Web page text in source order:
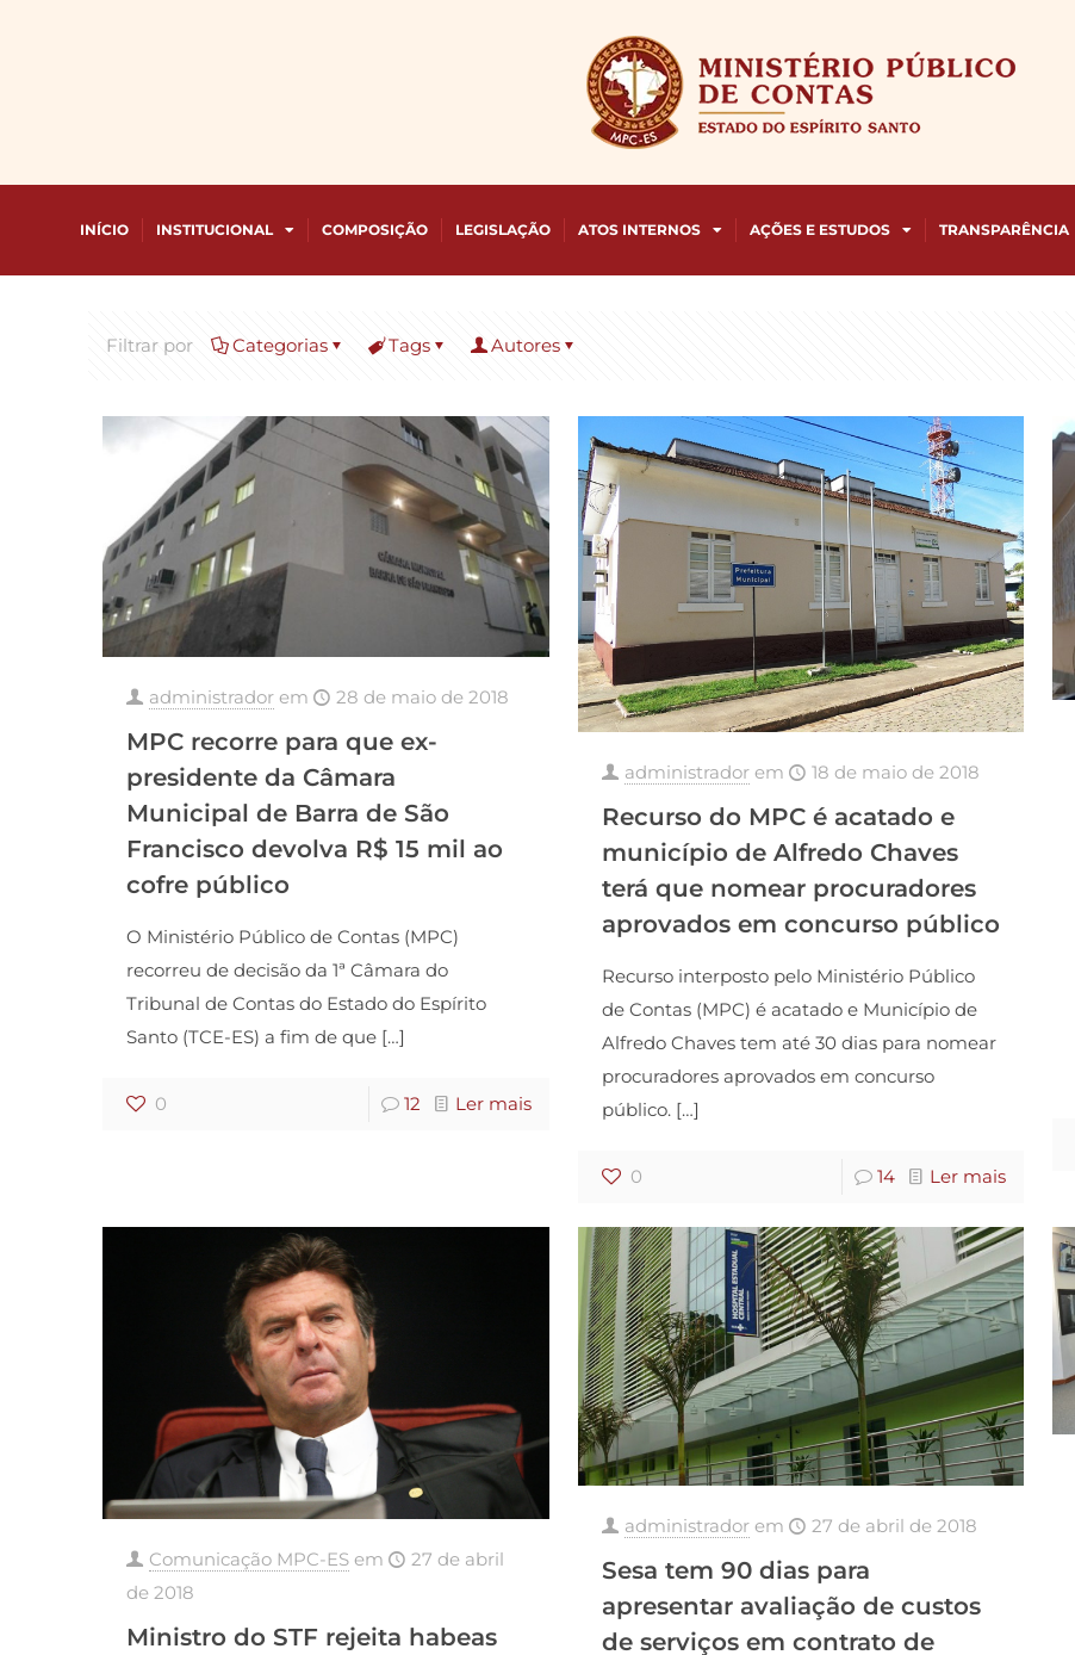
INÍCIO INSTITUCIONAL COMPOSIÇÃO LEGISLAÇÃO ATOS INTERNOS AÇÕES E ESTUDOS TRANSPARÊNCIA
Filtrar por Categorias Tags Autores
administrador em 28 de maio de 2018
MPC recorre para que ex-
presidente da Câmara
Municipal de Barra de São
Francisco devolva R$ 15 mil ao
cofre público
O Ministério Público de Contas (MPC)
recorreu de decisão da 1ª Câmara do
Tribunal de Contas do Estado do Espírito
Santo (TCE-ES) a fim de que[…]
0 12 Ler mais
administrador em 18 de maio de 2018
Recurso do MPC é acatado e
município de Alfredo Chaves
terá que nomear procuradores
aprovados em concurso público
Recurso interposto pelo Ministério Público
de Contas (MPC) é acatado e Município de
Alfredo Chaves tem até 30 dias para nomear
procuradores aprovados em concurso
público.[…]
0 14 Ler mais
Comunicação MPC-ES em
27 de abril
de 2018
Ministro do STF rejeita habeas
administrador em 27 de abril de 2018
Sesa tem 90 dias para
apresentar avaliação de custos
de serviços em contrato de